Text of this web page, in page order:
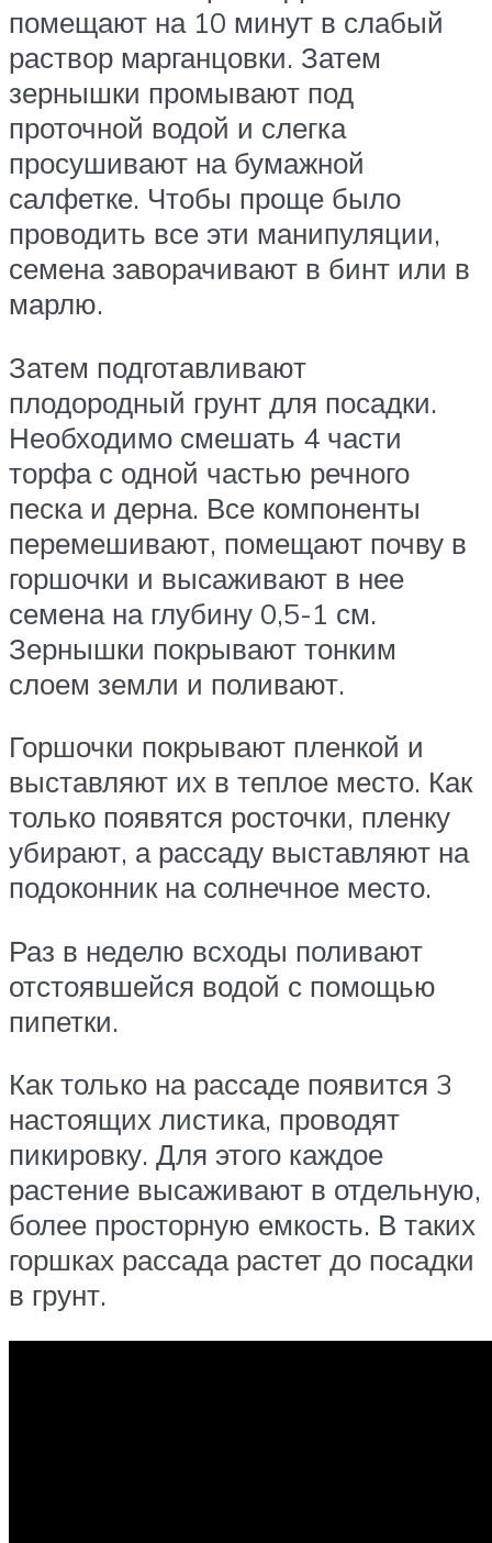
помещают на 10 минут в слабый
раствор марганцовки. Затем
зернышки промывают под
проточной водой и слегка
просушивают на бумажной
салфетке. Чтобы проще было
проводить все эти манипуляции,
семена заворачивают в бинт или в
марлю.
Затем подготавливают
плодородный грунт для посадки.
Необходимо смешать 4 части
торфа с одной частью речного
песка и дерна. Все компоненты
перемешивают, помещают почву в
горшочки и высаживают в нее
семена на глубину 0,5-1 см.
Зернышки покрывают тонким
слоем земли и поливают.
Горшочки покрывают пленкой и
выставляют их в теплое место. Как
только появятся росточки, пленку
убирают, а рассаду выставляют на
подоконник на солнечное место.
Раз в неделю всходы поливают
отстоявшейся водой с помощью
пипетки.
Как только на рассаде появится 3
настоящих листика, проводят
пикировку. Для этого каждое
растение высаживают в отдельную,
более просторную емкость. В таких
горшках рассада растет до посадки
в грунт.